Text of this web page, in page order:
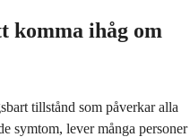
komma ihåg om
tillstånd som påverkar alla
symtom, lever många personer